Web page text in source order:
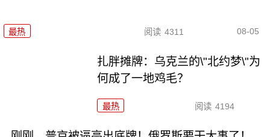
最热 阅读 4311 08-05
扎胖摊牌：乌克兰的\"北约梦\"为
何成了一地鸡毛？
最热 阅读 4194